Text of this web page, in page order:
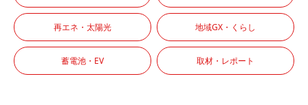
再エネ・太陽光 地域GX・くらし
蓄電池・EV 取材・レポート